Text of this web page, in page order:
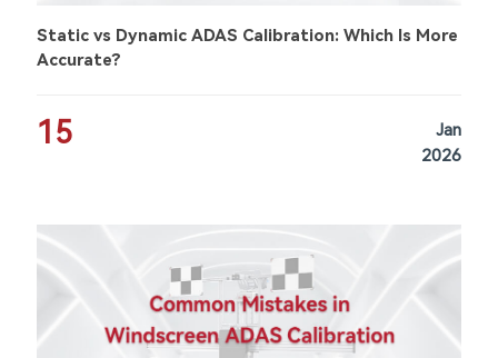
Static vs Dynamic ADAS Calibration: Which Is More
Accurate?
15
Jan
2026